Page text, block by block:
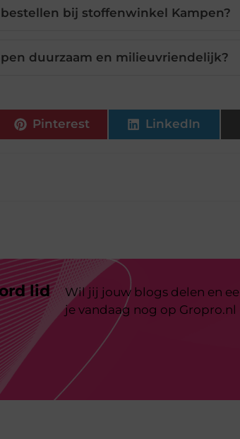
bij stoffenwinkel Kampen?
duurzaam en milieuvriendelijk?
Pinterest LinkedIn
lid
Wil jij jouw blogs delen en
je vandaag nog op Gropro.nl